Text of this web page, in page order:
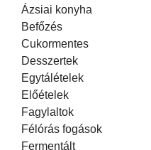
Ázsiai konyha
Befőzés
Cukormentes
Desszertek
Egytálételek
Előételek
Fagylaltok
Félórás fogások
Fermentált